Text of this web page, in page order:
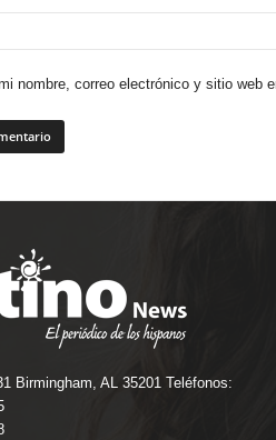
nombre, correo electrónico y sitio web
Birmingham, AL 35201 Teléfonos: